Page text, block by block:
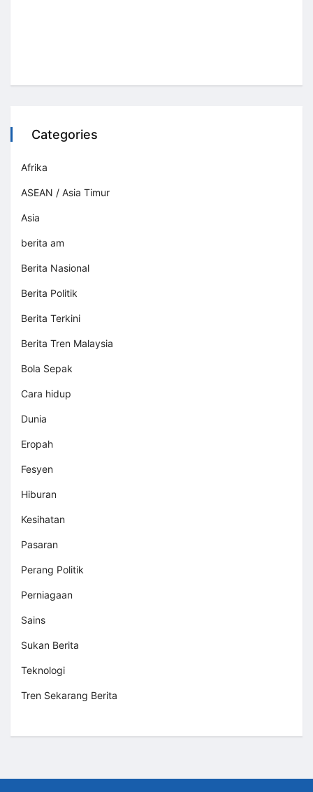
Categories
Afrika
ASEAN / Asia Timur
Asia
berita am
Berita Nasional
Berita Politik
Berita Terkini
Berita Tren Malaysia
Bola Sepak
Cara hidup
Dunia
Eropah
Fesyen
Hiburan
Kesihatan
Pasaran
Perang Politik
Perniagaan
Sains
Sukan Berita
Teknologi
Tren Sekarang Berita